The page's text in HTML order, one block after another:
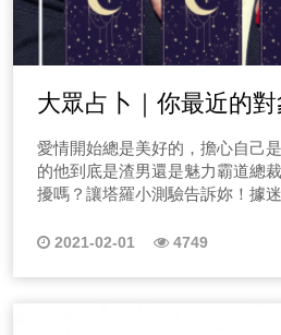
大眾占卜｜你最近的
力的霸道總裁？
愛情開始總是美好的，擔心自己
的他到底是渣男還是魅力霸道總
擾嗎？讓塔羅小測驗告訴妳！據
2021-02-01 4749